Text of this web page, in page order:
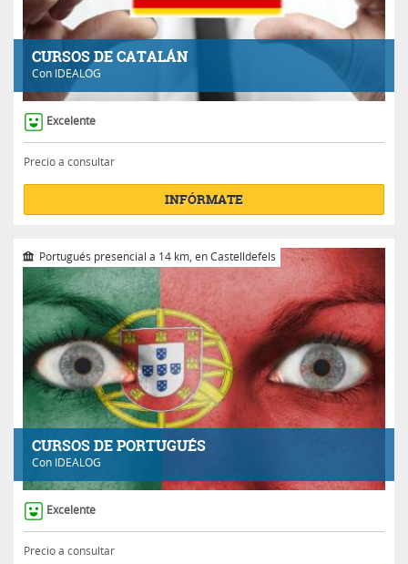
CURSOS DE CATALÁN
Con IDEALOG
Excelente
Precio a consultar
INFÓRMATE
CURSOS DE PORTUGUÉS
Con IDEALOG
Portugués presencial a 14 km, en Castelldefels
Excelente
Precio a consultar